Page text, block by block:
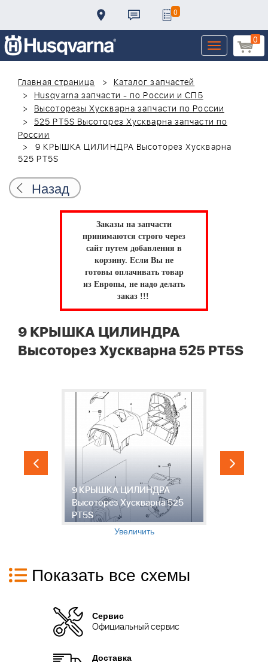
0
0
Toggle
navigation
Главная страница
Каталог запчастей
Husqvarna запчасти - по России и СПБ
Высоторезы Хускварна запчасти по России
525 PT5S Высоторез Хускварна запчасти по
России
9 КРЫШКА ЦИЛИНДРА Высоторез Хускварна
525 PT5S
Назад
Заказы на запчасти
принимаются строго через
сайт путем добавления в
корзину. Если Вы не
готовы оплачивать товар
из Европы, не надо делать
заказ !!!
9 КРЫШКА ЦИЛИНДРА
Высоторез Хускварна 525 PT5S
9 КРЫШКА ЦИЛИНДРА
Высоторез Хускварна 525
PT5S
Увеличить
Показать все схемы
Сервис
Официальный сервис
Доставка